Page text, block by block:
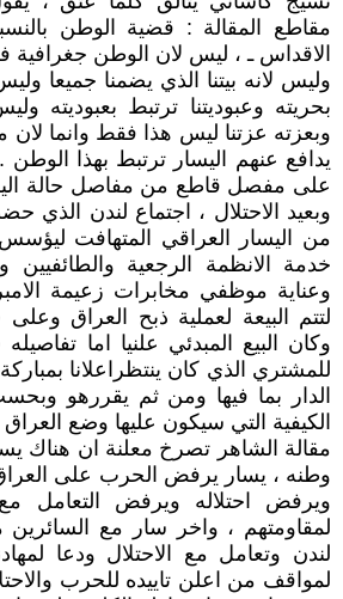
مقاطع المقالة : قضية الوطن
الاقداس ـ ، ليس لان الوطن جغرافية
وليس لانه بيتنا الذي يضمنا جميعا
بحريته وعبوديتنا ترتبط بعبوديته
وبعزته عزتنا ليس هذا فقط وانما لان
يدافع عنهم اليسار ترتبط بهذا الوطن
على مفصل قاطع من مفاصل حالة
وبعيد الاحتلال ، اجتماع لندن الذي
من اليسار العراقي المتهافت
خدمة الانظمة الرجعية والطائفيين
وعناية موظفي مخابرات زعيمة
لتتم البيعة لعملية ذبح العراق وعلى
وكان البيع المبدئي علنيا اما
للمشتري الذي كان ينتظراعلانا
الدار بما فيها ومن ثم يقررهو
الكيفية التي سيكون عليها وضع العراق
مقالة الشاهر تصرخ معلنة ان هناك
وطنه ، يسار يرفض الحرب على
ويرفض احتلاله ويرفض التعامل
لمقاومتهم ، واخر سار مع
لندن وتعامل مع الاحتلال ودعا
لمواقف من اعلن تاييده للحرب